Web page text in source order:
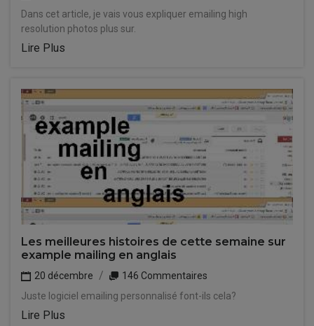
Dans cet article, je vais vous expliquer emailing high
resolution photos plus sur.
Lire Plus
Les meilleures histoires de cette semaine sur
example mailing en anglais
20 décembre
146 Commentaires
Juste logiciel emailing personnalisé font-ils cela?
Lire Plus